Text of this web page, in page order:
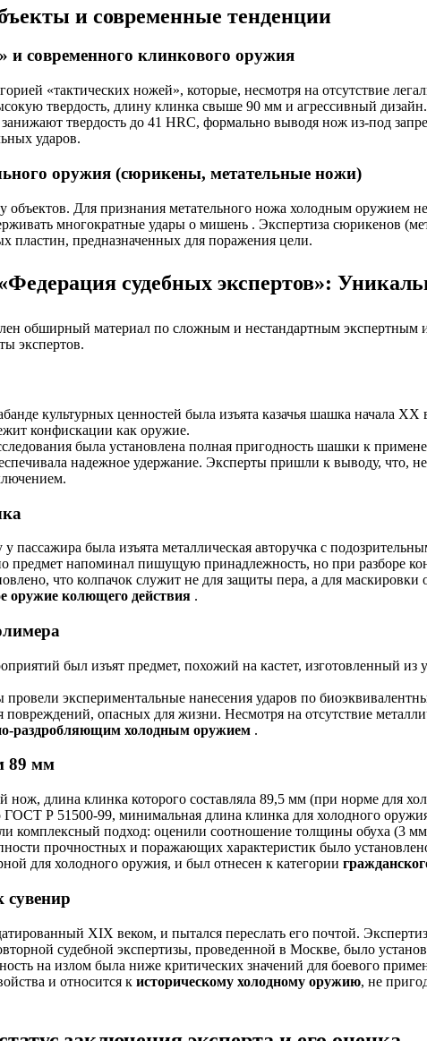
и современные тенденции
и современного клинкового оружия
«тактических ножей», которые, несмотря на отсутствие
твердость, длину клинка свыше 90 мм и агрессивный
твердость до 41 HRC, формально выводя нож из-под
ударов.
оружия (сюрикены, метательные ножи)
объектов. Для признания метательного ножа холодным оружием
многократные удары о мишень . Экспертиза сюрикенов
пластин, предназначенных для поражения цели.
судебных экспертов»:
обширный материал по сложным и нестандартным экспертным
экспертов.
культурных ценностей была изъята казачья шашка начала
конфискации как оружие.
была установлена полная пригодность шашки к
надежное удержание. Эксперты пришли к выводу, что,
пассажира была изъята металлическая авторучка с
предмет напоминал пишущую принадлежность, но при разборе
что колпачок служит не для защиты пера, а для
оружие колющего действия .
был изъят предмет, похожий на кастет, изготовленный
провели экспериментальные нанесения ударов по
повреждений, опасных для жизни. Несмотря на отсутствие
раздробляющим холодным оружием .
89 мм
нож, длина клинка которого составляла 89,5 мм (при норме для
ГОСТ Р 51500-99, минимальная длина клинка для холодного
комплексный подход: оценили соотношение толщины обуха (3
прочностных и поражающих характеристик было
для холодного оружия, и был отнесен к категории
XIX веком, и пытался переслать его почтой.
судебной экспертизы, проведенной в Москве, было
на излом была ниже критических значений для боевого
и относится к историческому холодному оружию, не